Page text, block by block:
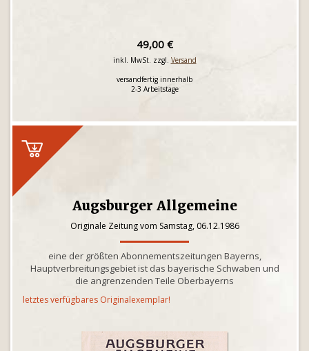
49,00 €
inkl. MwSt. zzgl. Versand
versandfertig innerhalb
2-3 Arbeitstage
Augsburger Allgemeine
Originale Zeitung vom Samstag, 06.12.1986
eine der größten Abonnementszeitungen Bayerns,
Hauptverbreitungsgebiet ist das bayerische Schwaben und
die angrenzenden Teile Oberbayerns
letztes verfügbares Originalexemplar!